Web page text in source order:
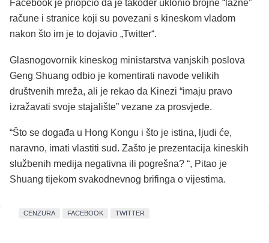
Facebook je priopćio da je također uklonio brojne “lažne”
račune i stranice koji su povezani s kineskom vladom
nakon što im je to dojavio „Twitter“.
Glasnogovornik kineskog ministarstva vanjskih poslova
Geng Shuang odbio je komentirati navode velikih
društvenih mreža, ali je rekao da Kinezi “imaju pravo
izražavati svoje stajalište” vezane za prosvjede.
“Što se događa u Hong Kongu i što je istina, ljudi će,
naravno, imati vlastiti sud. Zašto je prezentacija kineskih
službenih medija negativna ili pogrešna? “, Pitao je
Shuang tijekom svakodnevnog brifinga o vijestima.
CENZURA FACEBOOK TWITTER